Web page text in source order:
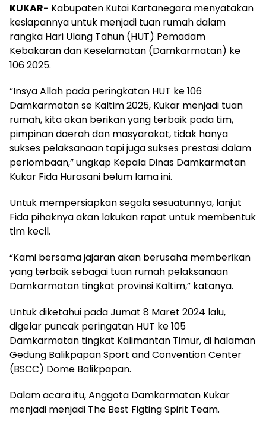
KUKAR- Kabupaten Kutai Kartanegara menyatakan
kesiapannya untuk menjadi tuan rumah dalam
rangka Hari Ulang Tahun (HUT) Pemadam
Kebakaran dan Keselamatan (Damkarmatan) ke
106 2025.
“Insya Allah pada peringkatan HUT ke 106
Damkarmatan se Kaltim 2025, Kukar menjadi tuan
rumah, kita akan berikan yang terbaik pada tim,
pimpinan daerah dan masyarakat, tidak hanya
sukses pelaksanaan tapi juga sukses prestasi dalam
perlombaan,” ungkap Kepala Dinas Damkarmatan
Kukar Fida Hurasani belum lama ini.
Untuk mempersiapkan segala sesuatunnya, lanjut
Fida pihaknya akan lakukan rapat untuk membentuk
tim kecil.
“Kami bersama jajaran akan berusaha memberikan
yang terbaik sebagai tuan rumah pelaksanaan
Damkarmatan tingkat provinsi Kaltim,” katanya.
Untuk diketahui pada Jumat 8 Maret 2024 lalu,
digelar puncak peringatan HUT ke 105
Damkarmatan tingkat Kalimantan Timur, di halaman
Gedung Balikpapan Sport and Convention Center
(BSCC) Dome Balikpapan.
Dalam acara itu, Anggota Damkarmatan Kukar
menjadi menjadi The Best Figting Spirit Team.